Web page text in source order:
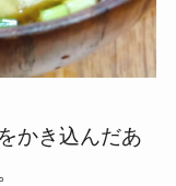
かき込んだあ